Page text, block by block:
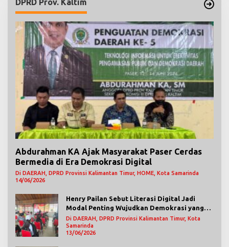
DPRD Prov. Kaltim
Abdurahman KA Ajak Masyarakat Paser Cerdas
Bermedia di Era Demokrasi Digital
Di DAERAH, DPRD Provinsi Kalimantan Timur, HOME, Kota Samarinda
14/06/2026
Henry Pailan Sebut Literasi Digital Jadi
Modal Penting Wujudkan Demokrasi yang
Lebih Terbuka
Di DAERAH, DPRD Provinsi Kalimantan Timur, Kota
Samarinda
13/06/2026